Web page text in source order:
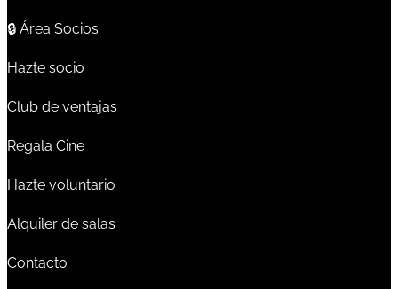
🔒 Área Socios
Hazte socio
Club de ventajas
Regala Cine
Hazte voluntario
Alquiler de salas
Contacto